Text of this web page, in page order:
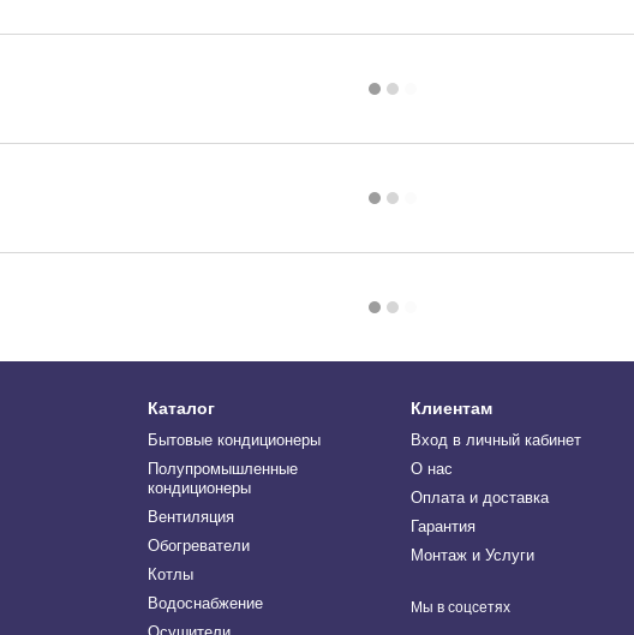
Каталог
Бытовые кондиционеры
Полупромышленные
кондиционеры
Вентиляция
Обогреватели
Котлы
Водоснабжение
Клиентам
Вход в личный кабинет
О нас
Оплата и доставка
Гарантия
Монтаж и Услуги
Мы в соцсетях